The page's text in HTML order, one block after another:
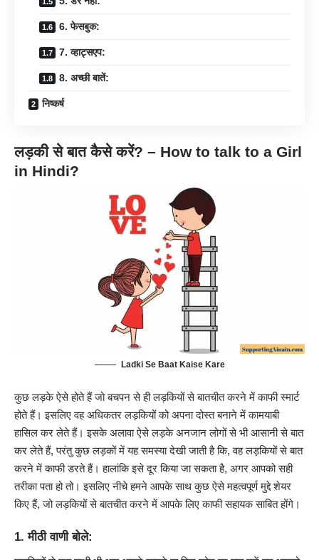
6. फेसबुक:
7. व्हाट्सएप:
8. अच्छी बातें:
निष्कर्ष
लड़की से बात कैसे करें? – How to talk to a Girl
in Hindi?
Ladki Se Baat Kaise Kare
कुछ लड़के ऐसे होते हैं जो बचपन से ही लड़कियों से बातचीत करने में काफी स्मार्ट
होते हैं। इसलिए वह अधिकतर लड़कियों को अपना दोस्त बनाने में कामयाबी
हासिल कर लेते हैं। इसके अलावा ऐसे लड़के अनजान लोगों से भी आसानी से बात
कर लेते हैं, परंतु कुछ लड़कों में यह समस्या देखी जाती है कि, वह लड़कियों से बात
करने में काफी डरते हैं। हालांकि इसे दूर किया जा सकता है, अगर आपको सही
तरीका पता हो तो। इसलिए नीचे हमने आपके साथ कुछ ऐसे महत्वपूर्ण मुद्दे शेयर
किए हैं, जो लड़कियों से बातचीत करने में आपके लिए काफी सहायक साबित होंगे।
1. मीठी वाणी बोले: